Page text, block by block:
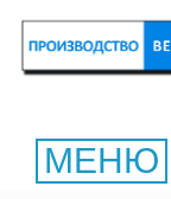
МЕНЮ